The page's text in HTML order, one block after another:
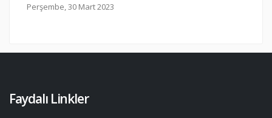
Perşembe, 30 Mart 2023
Faydalı Linkler